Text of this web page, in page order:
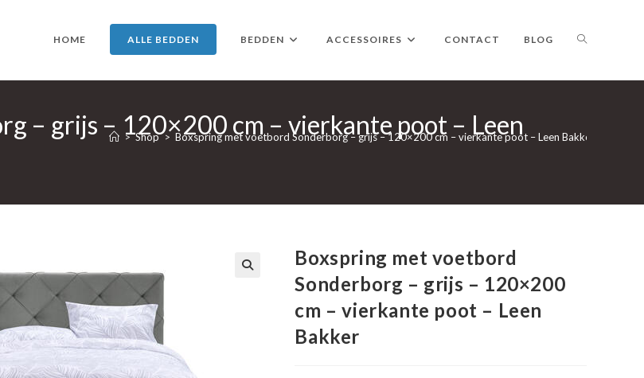
HOME ALLE BEDDEN BEDDEN ACCESSOIRES CONTACT BLOG TOGGLE
– grijs – 120×200 cm – vierkante poot – Leen
> Shop > Boxspring met voetbord Sonderborg – grijs – 120×200 cm – vierkante poot – Leen Bakker
Boxspring met voetbord
Sonderborg – grijs – 120×200
cm – vierkante poot – Leen
Bakker